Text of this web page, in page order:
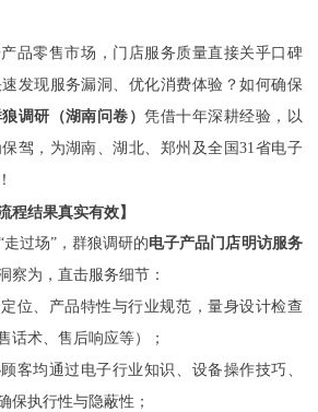
品零售市场，门店服务质量直接关乎口碑
发现服务漏洞、优化消费体验？如何确保
调研 （湖南问卷）凭借十年深耕经验，以
保驾，为湖南、湖北、郑州及全国31省电子
程结果真实有效】
走过场”，群狼调研的电子产品门店明访服务
察为，直击服务细节：
位、产品特性与行业规范，量身设计检查
话术、售后响应等）；
客均通过电子行业知识、设备操作技巧、
保执行性与隐蔽性；